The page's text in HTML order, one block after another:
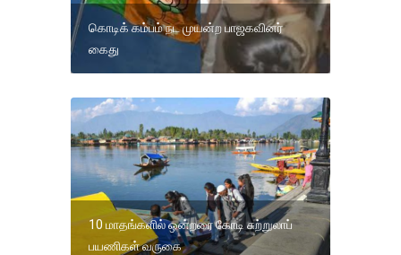
கொடிக் கம்பம் நட முயன்ற பாஜகவினர்
கைது
10 மாதங்களில் ஒன்றரை கோடி சுற்றுலாப்
பயணிகள் வருகை